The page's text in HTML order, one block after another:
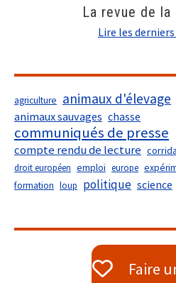
La revue de la
Lire les
agriculture animaux d'élevage
animaux sauvages chasse
communiqués de presse
compte rendu de lecture corrida
droit européen emploi europe
formation loup politique science
Faire